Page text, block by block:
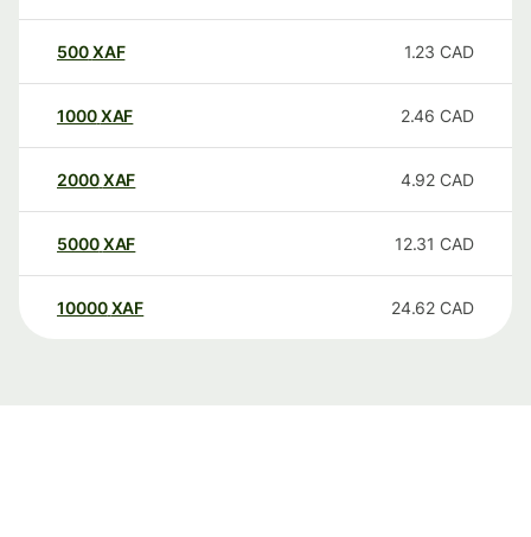
500XAF 1.23 CAD
1000XAF 2.46 CAD
2000XAF 4.92 CAD
5000XAF 12.31 CAD
10000 XAF 24.62 CAD